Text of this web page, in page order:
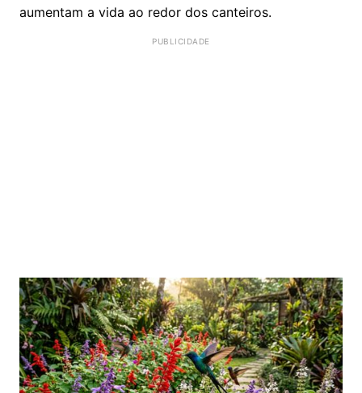
aumentam a vida ao redor dos canteiros.